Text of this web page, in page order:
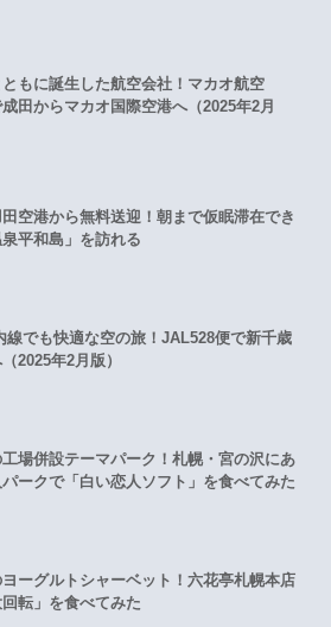
もに誕生した航空会社！マカオ航空
田からマカオ国際空港へ（2025年2月
空港から無料送迎！朝まで仮眠滞在でき
平和島」を訪れる
線でも快適な空の旅！JAL528便で新千歳
2025年2月版）
場併設テーマパーク！札幌・宮の沢にあ
ークで「白い恋人ソフト」を食べてみた
ーグルトシャーベット！六花亭札幌本店
転」を食べてみた